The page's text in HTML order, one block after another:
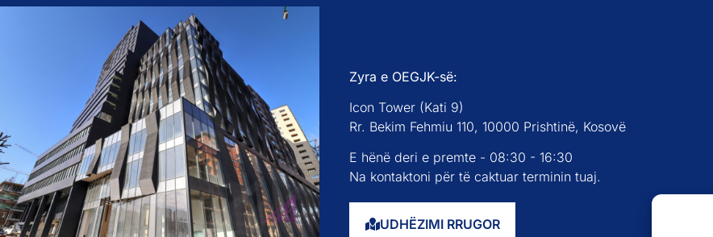
Zyra e OEGJK-së:
Icon Tower (Kati 9)
Rr. Bekim Fehmiu 110, 10000 Prishtinë, Kosovë
E hënë deri e premte - 08:30 - 16:30
Na kontaktoni për të caktuar terminin tuaj.
UDHËZIMI RRUGOR